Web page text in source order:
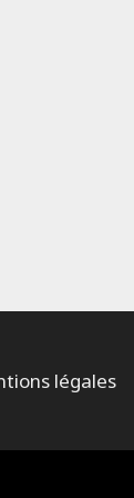
légales